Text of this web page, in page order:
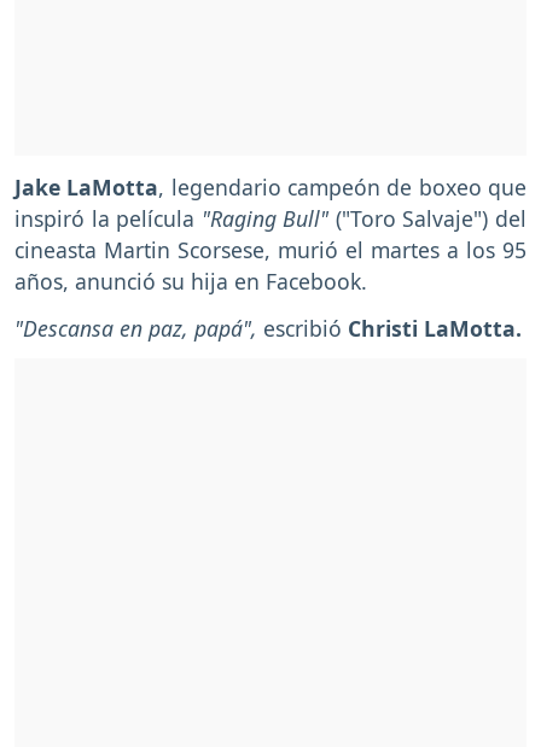
Jake LaMotta, legendario campeón de boxeo que
inspiró la película "Raging Bull" ("Toro Salvaje") del
cineasta Martin Scorsese, murió el martes a los 95
años, anunció su hija en Facebook.
"Descansa en paz, papá", escribió Christi LaMotta.